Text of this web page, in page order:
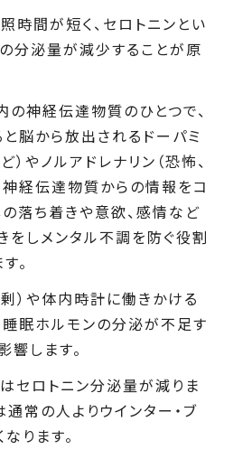
時間が短く、セロトニンとい
分泌量が減少することが原
の神経伝達物質のひとつで、
脳から放出されるドーパミ
）やノルアドレナリン（恐怖、
神経伝達物質からの情報をコ
の落ち着きや意欲、感情など
をしメンタル不調を防ぐ役割
。
）や体内時計に働きかける
睡眠ホルモンの分泌が不足す
響します。
セロトニン分泌量が減りま
常の人よりウインター・ブ
ります。